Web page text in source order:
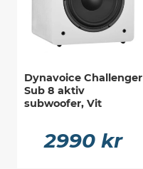
Dynavoice Challenger
Sub 8 aktiv
subwoofer, Vit
2990 kr